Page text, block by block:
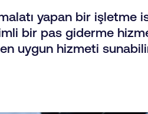
yapan bir işletme
bir pas giderme
uygun hizmeti